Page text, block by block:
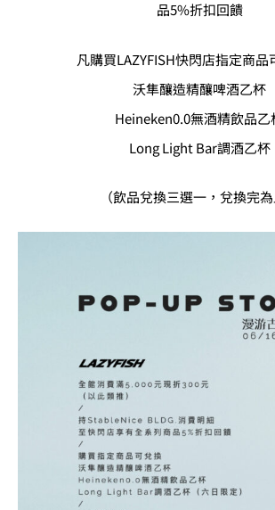
品5%折扣回饋
凡購買LAZYFISH快閃店指定商品
沃隼釀造精釀啤酒乙杯
Heineken0.0無酒精飲品乙
Long Light Bar調酒乙杯
（飲品兌換三選一，兌換完為